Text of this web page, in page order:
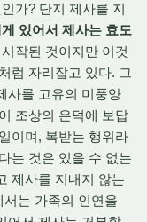
가? 단지 제사를 지
있어서 제사는 효도
작된 것이지만 이것
럼 자리잡고 있다. 그
사를 고유의 미풍양
조상의 은덕에 보답
이며, 복받는 행위라
는 것은 있을 수 없는
제사를 지내지 않는
는 가족의 인연을